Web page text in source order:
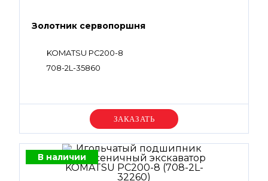
Золотник сервопоршня
KOMATSU PC200-8
708-2L-35860
Уточняйте цену
В наличии